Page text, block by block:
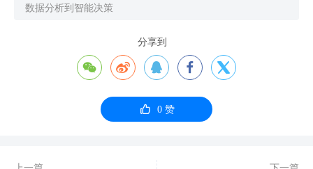
数据分析到智能决策
分享到
    
 0赞